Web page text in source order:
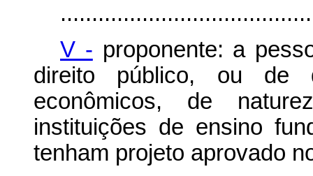
V - proponente: a
direito público, ou de
econômicos, de
instituições de ensino
tenham projeto aprovado